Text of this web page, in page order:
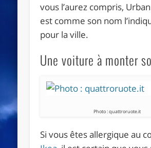
vous l’aurez compris,
est comme son nom
pour la ville.
Une voiture à monter
Photo : quattroruote.it
Si vous êtes allergique au